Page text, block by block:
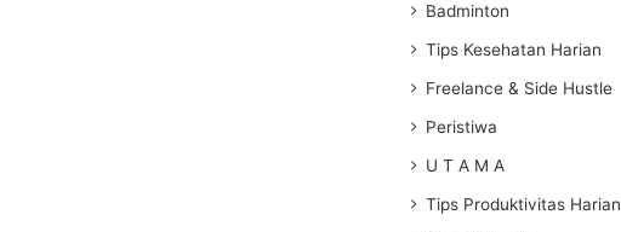
Badminton
Tips Kesehatan Harian
Freelance & Side Hustle
Peristiwa
U T A M A
Tips Produktivitas Harian